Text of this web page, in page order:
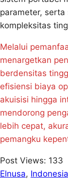
parameter,
kompleksitas
Melalui
menargetkan
berdensitas
efisiensi biaya
akuisisi hingga
mendorong
lebih cepat,
pemangku
Post Views: 133
Elnusa,